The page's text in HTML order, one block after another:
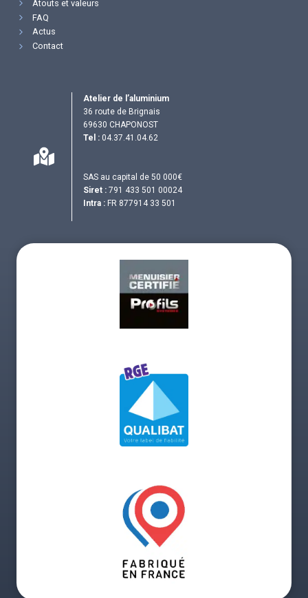
Atouts et valeurs
FAQ
Actus
Contact
Atelier de l’aluminium
36 route de Brignais
69630 CHAPONOST
Tel : 04.37.41.04.62
SAS au capital de 50 000€
Siret : 791 433 501 00024
Intra : FR 877914 33 501